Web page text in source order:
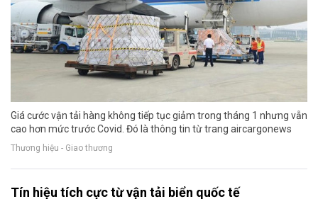
Giá cước vận tải hàng không tiếp tục giảm trong tháng 1 nhưng vẫn
cao hơn mức trước Covid. Đó là thông tin từ trang aircargonews
Thương hiệu - Giao thương
Tín hiệu tích cực từ vận tải biển quốc tế